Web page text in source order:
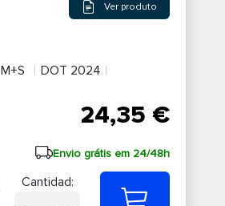
Ver produto
M+S DOT 2024
24,35 €
Envio grátis em 24/48h
Cantidad: